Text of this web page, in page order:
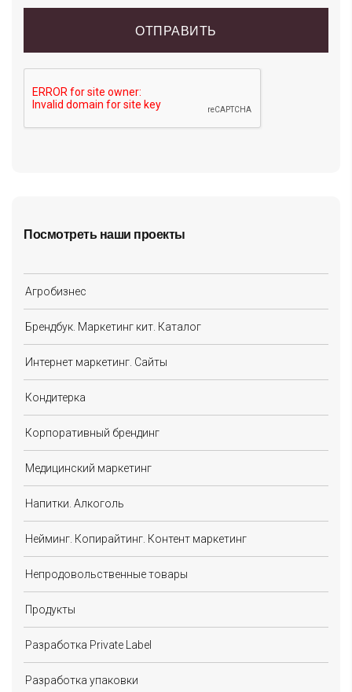
Посмотреть наши проекты
Агробизнес
Брендбук. Маркетинг кит. Каталог
Интернет маркетинг. Сайты
Кондитерка
Корпоративный брендинг
Медицинский маркетинг
Напитки. Алкоголь
Нейминг. Копирайтинг. Контент маркетинг
Непродовольственные товары
Продукты
Разработка Private Label
Разработка упаковки